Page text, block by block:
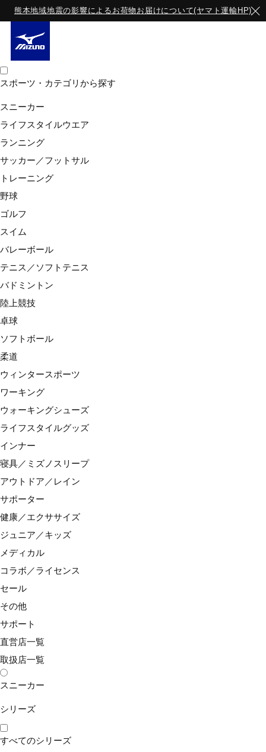
熊本地域地震の影響によるお荷物お届けについて(ヤマト運輸HP)
スポーツ・カテゴリから探す
スニーカー
ライフスタイルウエア
ランニング
サッカー／フットサル
トレーニング
野球
ゴルフ
スイム
バレーボール
テニス／ソフトテニス
バドミントン
陸上競技
卓球
ソフトボール
柔道
ウィンタースポーツ
ワーキング
ウォーキングシューズ
ライフスタイルグッズ
インナー
寝具／ミズノスリープ
アウトドア／レイン
サポーター
健康／エクササイズ
ジュニア／キッズ
メディカル
コラボ／ライセンス
セール
その他
サポート
直営店一覧
取扱店一覧
スニーカー
シリーズ
すべてのシリーズ
10時まで当日出荷
ーツ)
ユニセックス
■カラー
¥484 (税込)
ミズノ史上、最高のグリップ性を持った厚さ0.7mm耐久
モデル。
数量